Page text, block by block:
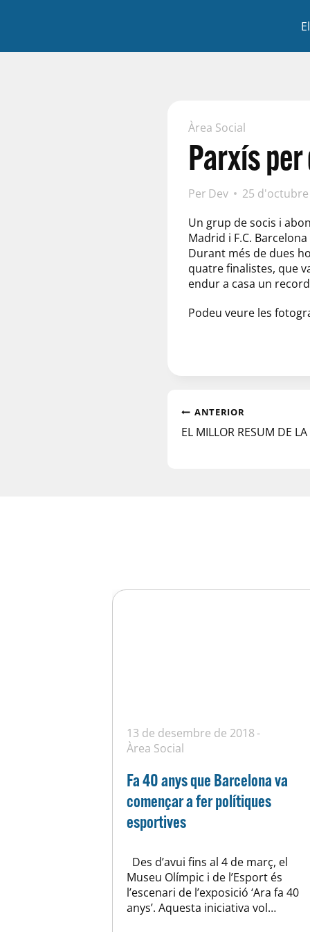
Àrea Social
Parxís per
Per Dev
25
Un grup de socis i
Madrid i F.C.
Durant més de dues
quatre finalistes, que
endur a casa un
Podeu veure les
ANTERIOR
EL MILLOR RESUM DE
13 de desembre de 2018
Àrea Social
Fa 40 anys que Barcelona va
començar a fer polítiques
esportives
Des d’avui fins al 4 de març, el
Museu Olímpic i de l’Esport és
l’escenari de l’exposició ‘Ara fa 40
anys’. Aquesta iniciativa vol